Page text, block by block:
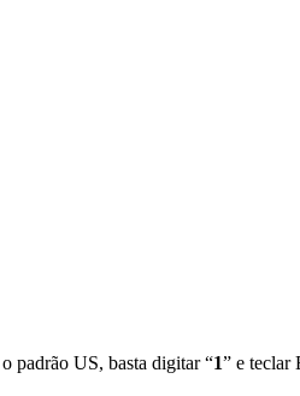
padrão US, basta digitar “1” e teclar